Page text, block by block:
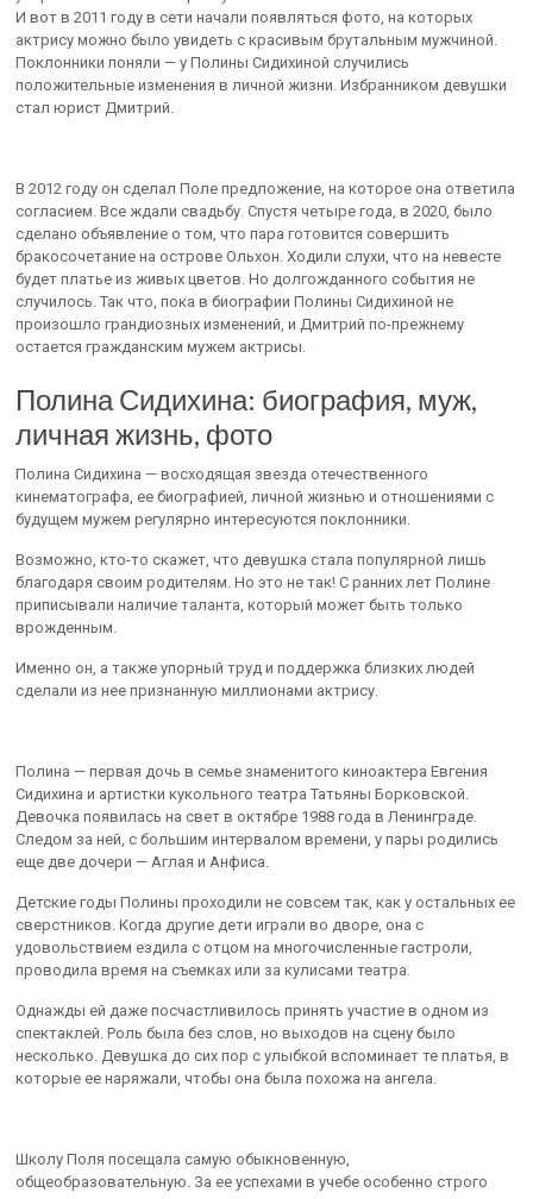
И вот в 2011 году в сети начали появляться фото, на которых
актрису можно было увидеть с красивым брутальным мужчиной.
Поклонники поняли — у Полины Сидихиной случились
положительные изменения в личной жизни. Избранником девушки
стал юрист Дмитрий.
В 2012 году он сделал Поле предложение, на которое она ответила
согласием. Все ждали свадьбу. Спустя четыре года, в 2020, было
сделано объявление о том, что пара готовится совершить
бракосочетание на острове Ольхон. Ходили слухи, что на невесте
будет платье из живых цветов. Но долгожданного события не
случилось. Так что, пока в биографии Полины Сидихиной не
произошло грандиозных изменений, и Дмитрий по-прежнему
остается гражданским мужем актрисы.
Полина Сидихина: биография, муж,
личная жизнь, фото
Полина Сидихина — восходящая звезда отечественного
кинематографа, ее биографией, личной жизнью и отношениями с
будущем мужем регулярно интересуются поклонники.
Возможно, кто-то скажет, что девушка стала популярной лишь
благодаря своим родителям. Но это не так! С ранних лет Полине
приписывали наличие таланта, который может быть только
врожденным.
Именно он, а также упорный труд и поддержка близких людей
сделали из нее признанную миллионами актрису.
Полина — первая дочь в семье знаменитого киноактера Евгения
Сидихина и артистки кукольного театра Татьяны Борковской.
Девочка появилась на свет в октябре 1988 года в Ленинграде.
Следом за ней, с большим интервалом времени, у пары родились
еще две дочери — Аглая и Анфиса.
Детские годы Полины проходили не совсем так, как у остальных ее
сверстников. Когда другие дети играли во дворе, она с
удовольствием ездила с отцом на многочисленные гастроли,
проводила время на съемках или за кулисами театра.
Однажды ей даже посчастливилось принять участие в одном из
спектаклей. Роль была без слов, но выходов на сцену было
несколько. Девушка до сих пор с улыбкой вспоминает те платья, в
которые ее наряжали, чтобы она была похожа на ангела.
Школу Поля посещала самую обыкновенную,
общеобразовательную. За ее успехами в учебе особенно строго